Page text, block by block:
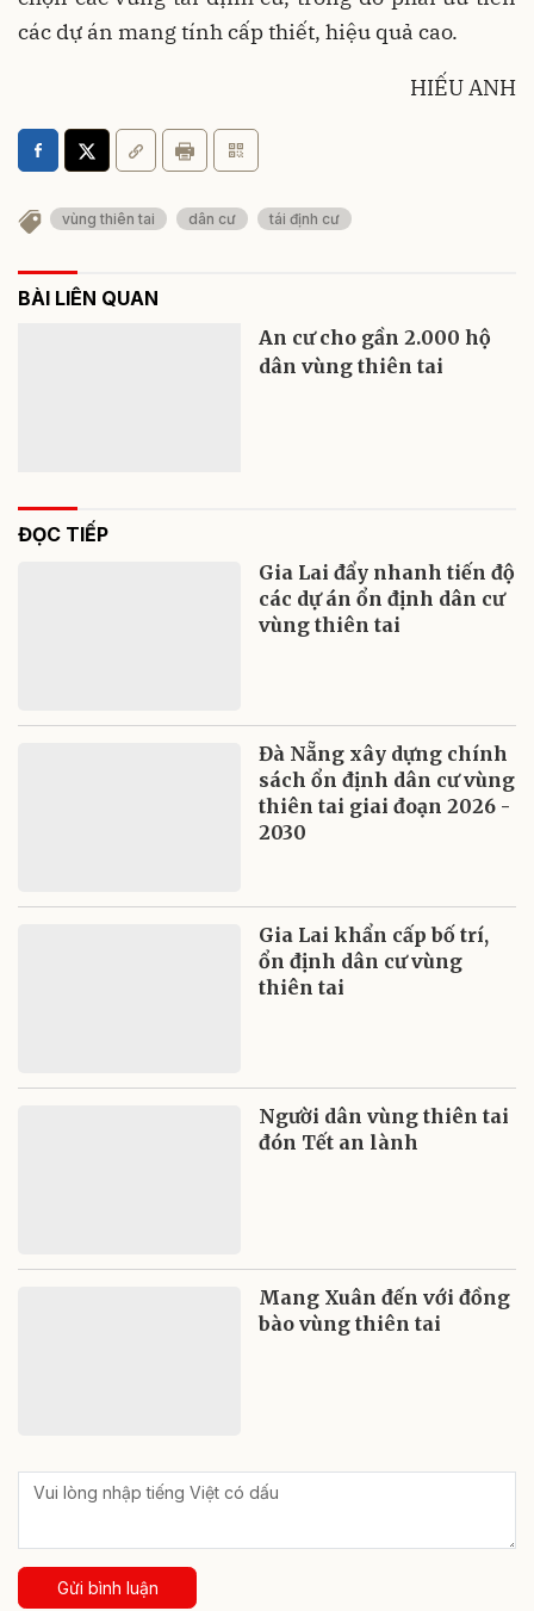
các dự án mang tính cấp thiết, hiệu quả cao.
HIẾU ANH
vùng thiên tai dân cư tái định cư
BÀI LIÊN QUAN
An cư cho gần 2.000 hộ
dân vùng thiên tai
ĐỌC TIẾP
Gia Lai đẩy nhanh tiến độ
các dự án ổn định dân cư
vùng thiên tai
Đà Nẵng xây dựng chính
sách ổn định dân cư vùng
thiên tai giai đoạn 2026 -
2030
Gia Lai khẩn cấp bố trí,
ổn định dân cư vùng
thiên tai
Người dân vùng thiên tai
đón Tết an lành
Mang Xuân đến với đồng
bào vùng thiên tai
Gửi bình luận